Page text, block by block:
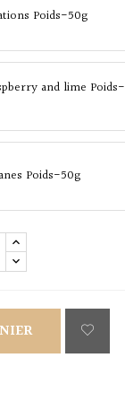
Poids-50g
and lime Poids-
Poids-50g